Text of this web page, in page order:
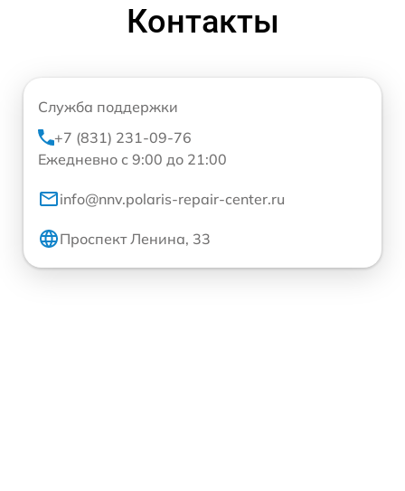
Контакты
Служба поддержки
+7 (831) 231-09-76
Ежедневно с 9:00 до 21:00
info@nnv.polaris-repair-center.ru
Проспект Ленина, 33